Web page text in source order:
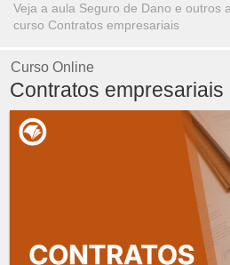
Veja a aula Seguro de Dano e outros
curso Contratos empresariais
Curso Online
Contratos empresariais